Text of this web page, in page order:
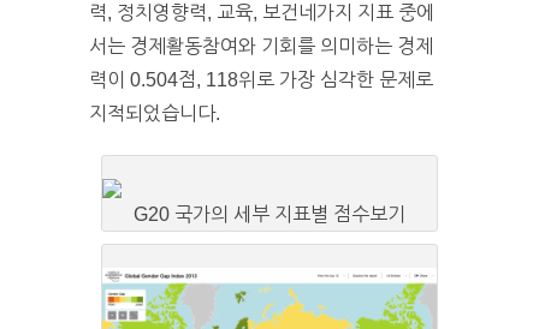
력, 정치영향력, 교육, 보건네가지 지표 중에
서는 경제활동참여와 기회를 의미하는 경제
력이 0.504점, 118위로 가장 심각한 문제로
지적되었습니다.
G20 국가의 세부 지표별 점수보기